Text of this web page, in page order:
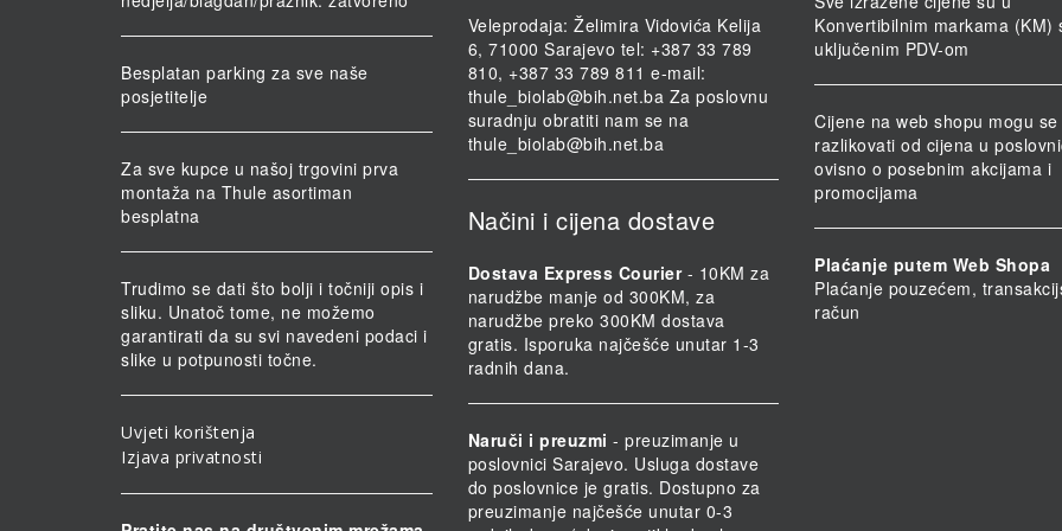
Besplatan parking za sve naše
posjetitelje
Za sve kupce u našoj trgovini prva
montaža na Thule asortiman
besplatna
Trudimo se dati što bolji i točniji opis i
sliku. Unatoč tome, ne možemo
garantirati da su svi navedeni podaci i
slike u potpunosti točne.
Uvjeti korištenja
Izjava privatnosti
Veleprodaja: Želimira Vidovića Kelija
6, 71000 Sarajevo tel: +387 33 789
810, +387 33 789 811 e-mail:
thule_biolab@bih.net.ba Za poslovnu
suradnju obratiti nam se na
thule_biolab@bih.net.ba
Načini i cijena dostave
Dostava Express Courier- 10KM za
narudžbe manje od 300KM, za
narudžbe preko 300KM dostava
gratis. Isporuka najčešće unutar 1-3
radnih dana.
Naruči i preuzmi - preuzimanje u
poslovnici Sarajevo. Usluga dostave
do poslovnice je gratis. Dostupno za
preuzimanje najčešće unutar 0-3
Konvertibilnim markama (KM)
uključenim PDV-om
Cijene na web shopu mogu se
razlikovati od cijena u
ovisno o posebnim akcijama i
promocijama
Plaćanje putem Web Shopa
Plaćanje pouzećem,
račun